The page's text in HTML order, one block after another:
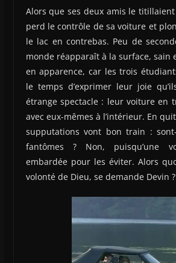
Alors que ses deux amis le
perd le contrôle de sa voiture et
le lac en contrebas. Peu de
monde réapparaît à la surface, sain
en apparence, car les trois
le temps d’exprimer leur joie
étrange spectacle : leur voiture en
avec eux-mêmes à l’intérieur. En
supputations vont bon train :
fantômes ? Non, puisqu’une
embardée pour les éviter. Alors
volonté de Dieu, se demande Devin ?